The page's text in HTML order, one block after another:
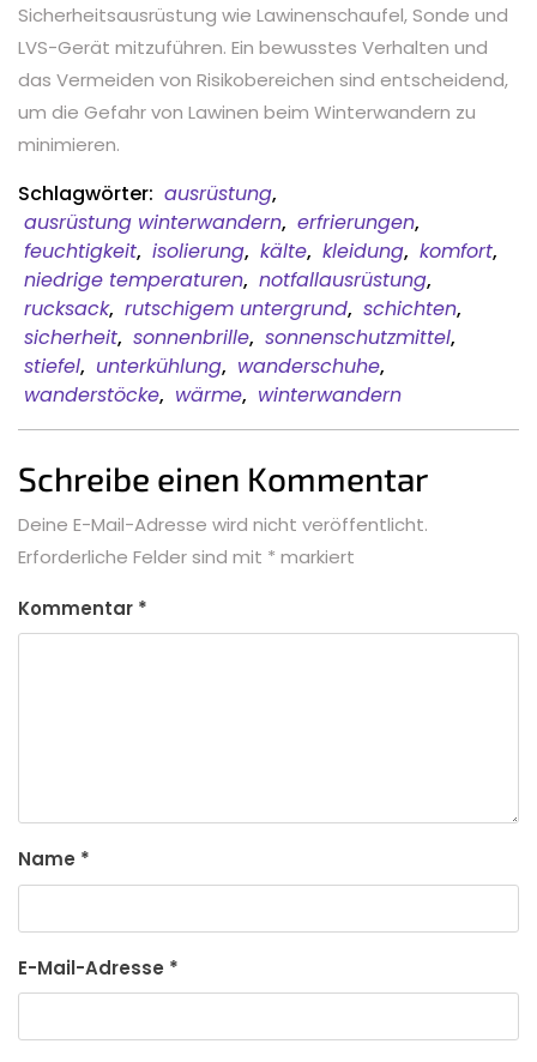
Sicherheitsausrüstung wie Lawinenschaufel, Sonde und
LVS-Gerät mitzuführen. Ein bewusstes Verhalten und
das Vermeiden von Risikobereichen sind entscheidend,
um die Gefahr von Lawinen beim Winterwandern zu
minimieren.
Schlagwörter: ausrüstung,
ausrüstung winterwandern, erfrierungen,
feuchtigkeit, isolierung, kälte, kleidung, komfort,
niedrige temperaturen, notfallausrüstung,
rucksack, rutschigem untergrund, schichten,
sicherheit, sonnenbrille, sonnenschutzmittel,
stiefel, unterkühlung, wanderschuhe,
wanderstöcke, wärme, winterwandern
Schreibe einen Kommentar
Deine E-Mail-Adresse wird nicht veröffentlicht.
Erforderliche Felder sind mit * markiert
Kommentar *
Name *
E-Mail-Adresse *